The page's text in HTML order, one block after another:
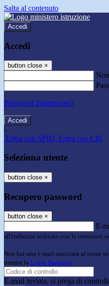
Salta al contenuto
Accedi
Accedi
button close ×
Password dimenticata?
-
Entra con SPID Entra con CIE
Seleziona utente
button close ×
Recupero password
button close ×
E-
all'indirizzo indicato con le istruzioni
Non hai una e-mail associata al nome
tramite la Login Spaggiari
E-mail inviata, si prega di